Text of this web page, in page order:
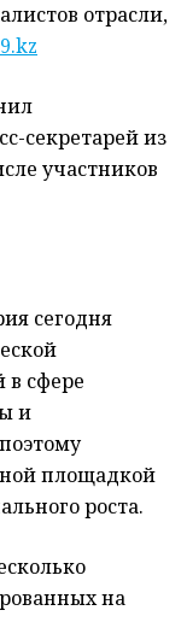
отрасли,
секретарей из
участников
сегодня
в сфере
и
площадкой
роста.
на